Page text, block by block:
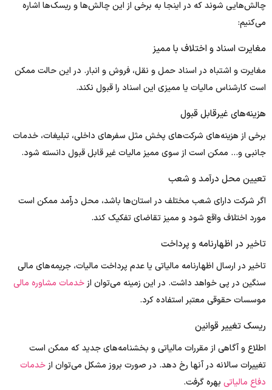
چالش‌هایی شوند که در اینجا به برخی از این چالش‌ها و ریسک‌ها اشاره
می‌کنیم:
مغایرت اسناد و اختلاف با ممیز
مغایرت‌ و اشتباه در اسناد حمل و نقل، فروش و انبار. در این حالت ممکن
است کارشناس مالیات یا ممیزی این اسناد را قبول نکند.
هزینه‌های غیرقابل قبول
برخی از هزینه‌های شرکت‌های پخش مثل سفرهای داخلی، تبلیغات، خدمات
جانبی و… ممکن است از سوی ممیز مالیات غیر قابل قبول دانسته شود.
تعیین محل درآمد و شعب
اگر شرکت دارای شعب مختلف در استان‌ها باشد، محل درآمد ممکن است
مورد اختلاف واقع شود و ممیز تقاضای تفکیک کند.
تاخیر در اظهارنامه و پرداخت
تاخیر در ارسال اظهارنامه مالیاتی یا عدم پرداخت مالیات، جریمه‌های مالی
سنگین در پی خواهد داشت. در این زمینه می‌توان ازخدمات مشاوره مالی
موسسات حقوقی معتبر استفاده کرد.
ریسک تغییر قوانین
اطلاع و آگاهی از مقررات مالیاتی و بخشنامه‌های جدید که ممکن است
تغییرات سالانه در آنها رخ دهد. در صورت بروز مشکل می‌توان ازخدمات
دفاع مالیاتی بهره گرفت.